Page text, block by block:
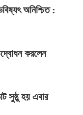
অনিশ্চিত :
করলেন
সুষ্ঠু হয় এবার